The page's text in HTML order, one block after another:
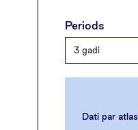
Periods
3 gadi
Dati par